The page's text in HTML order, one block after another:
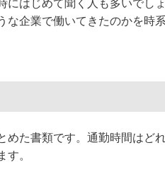
にはじめて聞く人も多いでし
な企業で働いてきたのかを時
めた書類です。通勤時間はど
。